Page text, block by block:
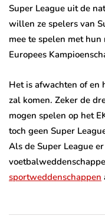
Super League uit de
willen ze spelers van
mee te spelen met
Europees
Het is afwachten of en
zal komen. Zeker de
mogen spelen op het
toch geen Super
Als de Super League
sportweddenschappen